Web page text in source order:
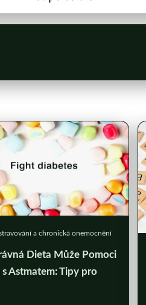
a chronická onemocnění
Dieta Může Pomoci
s Astmatem: Tipy pro